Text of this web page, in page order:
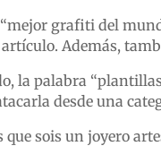
grafiti del
Además,
la palabra
desde una
sois un joyero